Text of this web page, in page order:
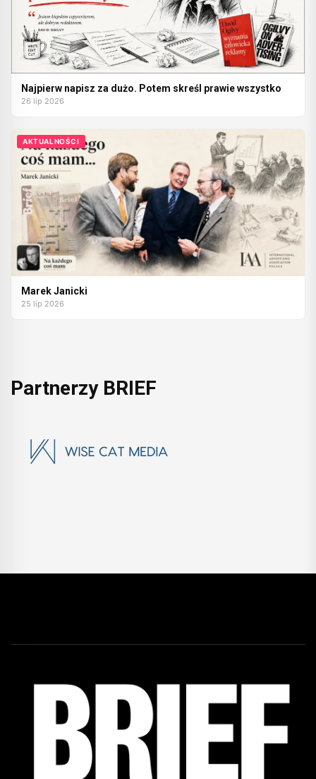
Najpierw napisz za dużo. Potem skreśl prawie wszystko
26 lip 2026
AKTUALNOŚCI
Marek Janicki
25 lip 2026
Partnerzy BRIEF